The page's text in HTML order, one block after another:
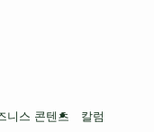
니스 콘텐츠 칼럼